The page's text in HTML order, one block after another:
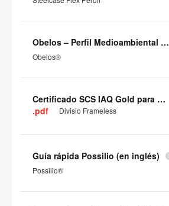
Obelos – Perfil Medioambiental del Producto
Obelos®
Certificado SCS IAQ Gold para paneles
.pdf
Divisio Frameless
Guía rápida Possilio (en inglés)
Possilio®